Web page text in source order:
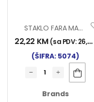
STAKLO FARA MAN TG-A DESNO
22,22 KM (sa PDV: 26,00
(ŠIFRA: 5074)
Brands